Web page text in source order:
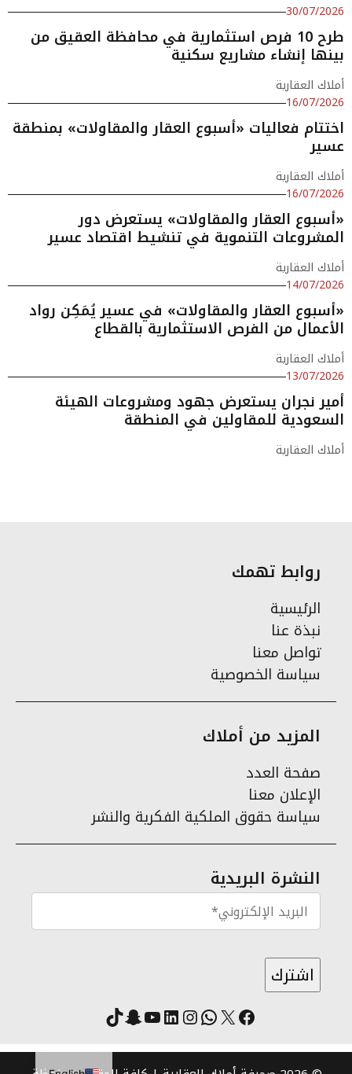
30/07/2026
طرح 10 فرص استثمارية في محافظة العقيق من
بينها إنشاء مشاريع سكنية
أملاك العقارية
16/07/2026
اختتام فعاليات «أسبوع العقار والمقاولات» بمنطقة
عسير
أملاك العقارية
16/07/2026
«أسبوع العقار والمقاولات» يستعرض دور
المشروعات التنموية في تنشيط اقتصاد عسير
أملاك العقارية
14/07/2026
«أسبوع العقار والمقاولات» في عسير يُمَكِن رواد
الأعمال من الفرص الاستثمارية بالقطاع
أملاك العقارية
13/07/2026
أمير نجران يستعرض جهود ومشروعات الهيئة
السعودية للمقاولين في المنطقة
أملاك العقارية
روابط تهمك
الرئيسية
نبذة عنا
تواصل معنا
سياسة الخصوصية
المزيد من أملاك
صفحة العدد
الإعلان معنا
سياسة حقوق الملكية الفكرية والنشر
النشرة البريدية
فيسبوك
X واتساب
انستقرام
لينكد إنيوتيوب
سناب شات
تيك توك